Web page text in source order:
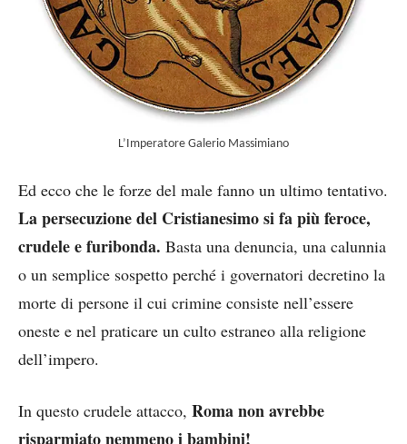
L’Imperatore Galerio Massimiano
Ed ecco che le forze del male fanno un ultimo tentativo.
La persecuzione del Cristianesimo si fa più feroce,
crudele e furibonda. Basta una denuncia, una calunnia
o un semplice sospetto perché i governatori decretino la
morte di persone il cui crimine consiste nell’essere
oneste e nel praticare un culto estraneo alla religione
dell’impero.
In questo crudele attacco, Roma non avrebbe
risparmiato nemmeno i bambini!